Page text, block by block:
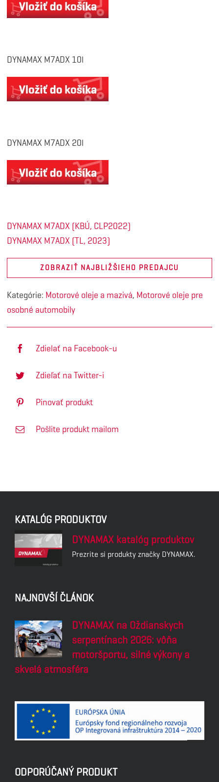
DYNAMAX M7ADX 10l
DYNAMAX M7ADX 20l
DYNAMAX M7ADX (KBÚ, CLP2022)
DYNAMAX M7ADX (TL, 2023)
ZOBRAZIŤ NAJBLIŽŠIEHO PREDAJCU
Kategórie: Motorové oleje a mazivá, Motorové oleje pre
osobné automobily
Zdielať na Facebook-u
Zdieľať na Twitter-i
Pinovať produkt
Pošlite produkt mailom
KATALÓG PRODUKTOV
DYNAMAX katalóg produktov
Prezrite si produkty značky DYNAMAX.
NAJNOVŠÍ ČLÁNOK
DYNAMAX na Oždianskych
serpentínach 2026: vôňa
motoršportu, silné výkony a
skvelá atmosféra
ODPORÚČANÝ PRODUKT